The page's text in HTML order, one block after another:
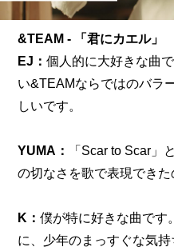
&TEAM - 「君にカエル」
EJ：個人的に大好きな曲
い&TEAMならではのバラ
しいです。
YUMA：
「Scar to Scar」
の切なさを歌で表現できた
K：僕が特に好きな曲です
に、少年のまっすぐな気